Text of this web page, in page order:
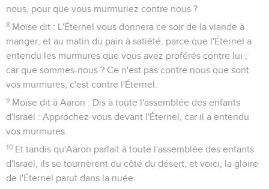
nous, pour que vous murmuriez contre nous ?
8 Moïse dit : L'Éternel vous donnera ce soir de la viande à
manger, et au matin du pain à satiété, parce que l'Éternel a
entendu les murmures que vous avez proférés contre lui ;
car que sommes-nous ? Ce n'est pas contre nous que sont
vos murmures, c'est contre l'Éternel.
9 Moïse dit à Aaron : Dis à toute l'assemblée des enfants
d'Israël : Approchez-vous devant l'Éternel, car il a entendu
vos murmures.
10 Et tandis qu'Aaron parlait à toute l'assemblée des enfants
d'Israël, ils se tournèrent du côté du désert, et voici, la gloire
de l'Éternel parut dans la nuée.